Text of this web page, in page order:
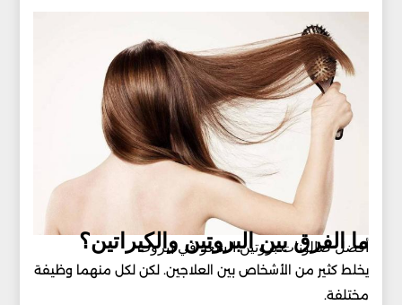
أفضل صالونات بروتين الشعر في بيروت
ما الفرق بين البروتين والكيراتين؟
يخلط كثير من الأشخاص بين العلاجين. لكن لكل منهما وظيفة
مختلفة.